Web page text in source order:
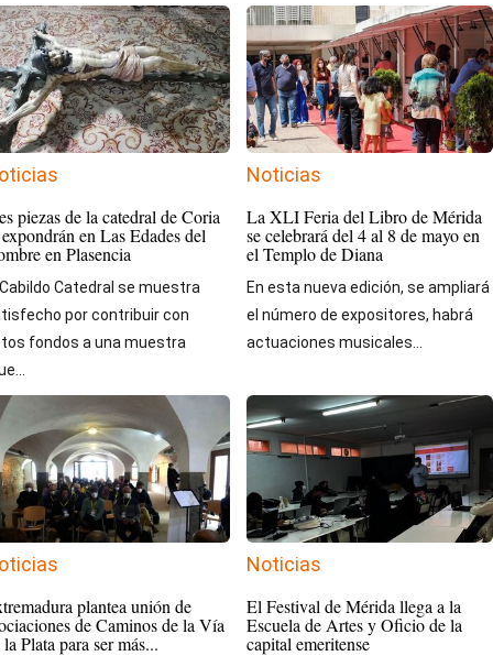
piezas de la catedral de Coria
en Las Edades del
en Plasencia
Catedral se muestra
por contribuir con
fondos a una muestra
Noticias
La XLI Feria del Libro de Mérida
se celebrará del 4 al 8 de mayo en
el Templo de Diana
En esta nueva edición, se ampliará
el número de expositores, habrá
actuaciones musicales...
plantea unión de
de Caminos de la Vía
la Plata para ser más...
Noticias
El Festival de Mérida llega a la
Escuela de Artes y Oficio de la
capital emeritense